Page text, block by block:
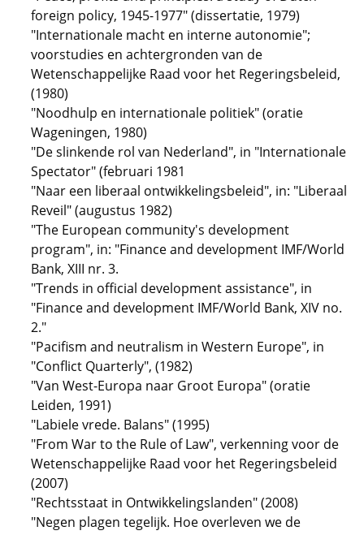
foreign policy, 1945-1977" (dissertatie, 1979)
"Internationale macht en interne autonomie";
voorstudies en achtergronden van de
Wetenschappelijke Raad voor het Regeringsbeleid,
(1980)
"Noodhulp en internationale politiek" (oratie
Wageningen, 1980)
"De slinkende rol van Nederland", in "Internationale
Spectator" (februari 1981
"Naar een liberaal ontwikkelingsbeleid", in: "Liberaal
Reveil" (augustus 1982)
"The European community's development
program", in: "Finance and development IMF/World
Bank, XIII nr. 3.
"Trends in official development assistance", in
"Finance and development IMF/World Bank, XIV no.
2."
"Pacifism and neutralism in Western Europe", in
"Conflict Quarterly", (1982)
"Van West-Europa naar Groot Europa" (oratie
Leiden, 1991)
"Labiele vrede. Balans" (1995)
"From War to the Rule of Law", verkenning voor de
Wetenschappelijke Raad voor het Regeringsbeleid
(2007)
"Rechtsstaat in Ontwikkelingslanden" (2008)
"Negen plagen tegelijk. Hoe overleven we de